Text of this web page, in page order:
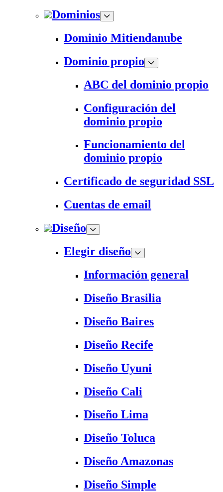
Dominios
Dominio Mitiendanube
Dominio propio
ABC del dominio propio
Configuración del
dominio propio
Funcionamiento del
dominio propio
Certificado de seguridad SSL
Cuentas de email
Diseño
Elegir diseño
Información general
Diseño Brasilia
Diseño Baires
Diseño Recife
Diseño Uyuni
Diseño Cali
Diseño Lima
Diseño Toluca
Diseño Amazonas
Diseño Simple